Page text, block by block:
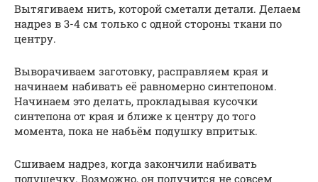
Вытягиваем нить, которой сметали детали. Делаем
надрез в 3-4 см только с одной стороны ткани по
центру.
Выворачиваем заготовку, расправляем края и
начинаем набивать её равномерно синтепоном.
Начинаем это делать, прокладывая кусочки
синтепона от края и ближе к центру до того
момента, пока не набьём подушку впритык.
Сшиваем надрез, когда закончили набивать
подушечку. Возможно, он получится не совсем